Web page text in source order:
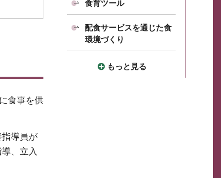
食事を供
導員が
、立入
食育ツール
配食サービスを通じた食
環境づくり
もっと見る